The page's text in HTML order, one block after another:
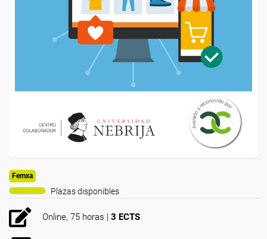
Femxa
Plazas disponibles
Online, 75 horas | 3 ECTS